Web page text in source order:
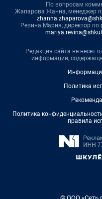
По вопросам
Жапарова Жанна, менеджер
Ревина Мария, директор
Редакция сайта не несет
информации,
Политика
Политика
правила